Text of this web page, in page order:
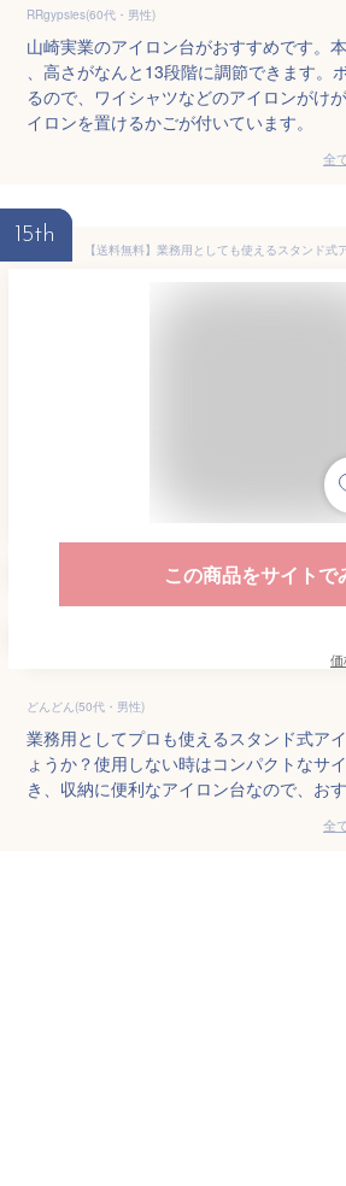
RRgypsies(60代・男性)
山崎実業のアイロン台がおすすめです。
、高さがなんと13段階に調節できます。
るので、ワイシャツなどのアイロンがけ
イロンを置けるかごが付いています。
全
15th
この商品をサイトで
どんどん(50代・男性)
業務用としてプロも使えるスタンド式ア
ょうか？使用しない時はコンパクトなサ
き、収納に便利なアイロン台なので、おす
全